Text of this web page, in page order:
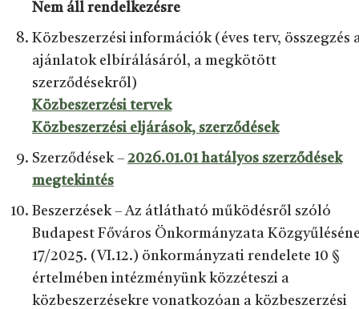
Nem áll rendelkezésre
Közbeszerzési információk (éves terv, összegzés
ajánlatok elbírálásáról, a megkötött
szerződésekről)
Közbeszerzési tervek
Közbeszerzési eljárások, szerződések
Szerződések – 2026.01.01 hatályos szerződések
megtekintés
Beszerzések – Az átlátható működésről szóló
Budapest Főváros Önkormányzata
17/2025. (VI.12.) önkormányzati rendelete 10 §
értelmében intézményünk közzéteszi a
közbeszerzésekre vonatkozóan a közbeszerzési